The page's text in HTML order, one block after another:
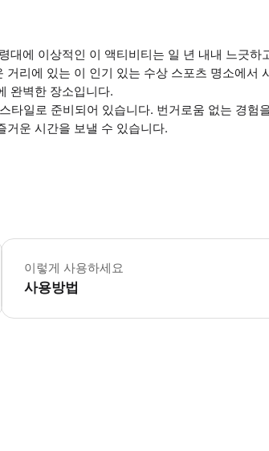
대에 이상적인 이 액티비티는 일 년 내내 느긋하
리에 있는 이 인기 있는 수상 스포츠 명소에서
완벽한 장소입니다.
타일로 준비되어 있습니다. 번거로움 없는 경험
거운 시간을 보낼 수 있습니다.
부력 장치 없이 수영하는 방법을 아는 것은 필수입니다.
이렇게 사용하세요
사용방법